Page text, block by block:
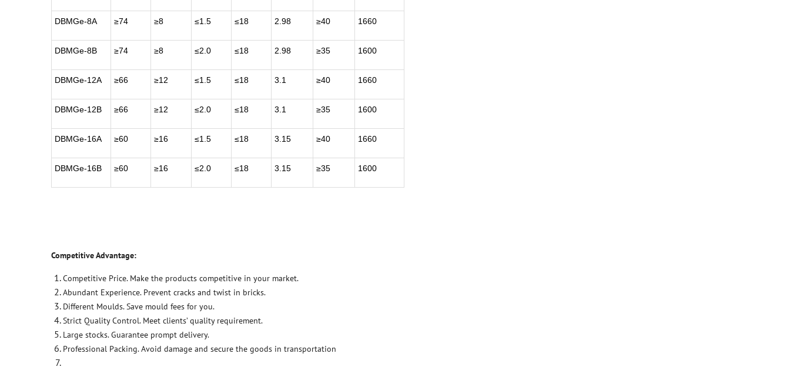
DBMGe-8A ≥74 ≥8 ≤1.5 ≤18 2.98 ≥40 1660
DBMGe-8B ≥74 ≥8 ≤2.0 ≤18 2.98 ≥35 1600
DBMGe-12A ≥66 ≥12 ≤1.5 ≤18 3.1 ≥40 1660
DBMGe-12B ≥66 ≥12 ≤2.0 ≤18 3.1 ≥35 1600
DBMGe-16A ≥60 ≥16 ≤1.5 ≤18 3.15 ≥40 1660
DBMGe-16B ≥60 ≥16 ≤2.0 ≤18 3.15 ≥35 1600
Competitive Advantage:
Competitive Price. Make the products competitive in your market.
Abundant Experience. Prevent cracks and twist in bricks.
Different Moulds. Save mould fees for you.
Strict Quality Control. Meet clients’ quality requirement.
Large stocks. Guarantee prompt delivery.
Professional Packing. Avoid damage and secure the goods in transportation